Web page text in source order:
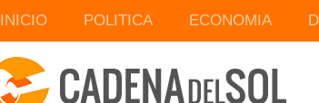
INICIO POLITICA ECONOMIA